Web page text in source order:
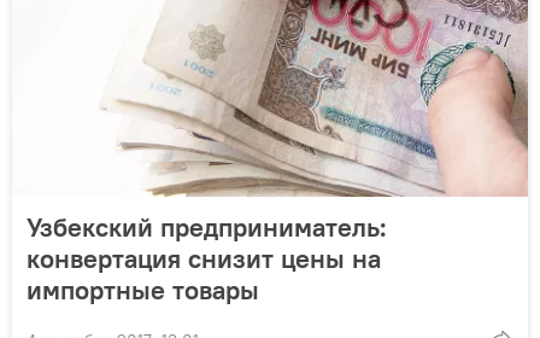
Узбекский предприниматель:
конвертация снизит цены на
импортные товары